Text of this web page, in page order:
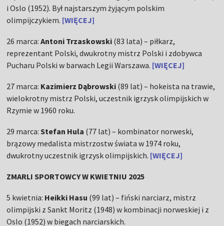
i Oslo (1952). Był najstarszym żyjącym polskim
olimpijczykiem. [WIĘCEJ]
26 marca:Antoni Trzaskowski (83 lata) – piłkarz,
reprezentant Polski, dwukrotny mistrz Polski i zdobywca
Pucharu Polski w barwach Legii Warszawa. [WIĘCEJ]
27 marca: Kazimierz Dąbrowski (89 lat) – hokeista na trawie,
wielokrotny mistrz Polski, uczestnik igrzysk olimpijskich w
Rzymie w 1960 roku.
29 marca:Stefan Hula (77 lat) – kombinator norweski,
brązowy medalista mistrzostw świata w 1974 roku,
dwukrotny uczestnik igrzysk olimpijskich. [WIĘCEJ]
ZMARLI SPORTOWCY W KWIETNIU 2025
5 kwietnia: Heikki Hasu (99 lat) – fiński narciarz, mistrz
olimpijski z Sankt Moritz (1948) w kombinacji norweskiej i z
Oslo (1952) w biegach narciarskich.